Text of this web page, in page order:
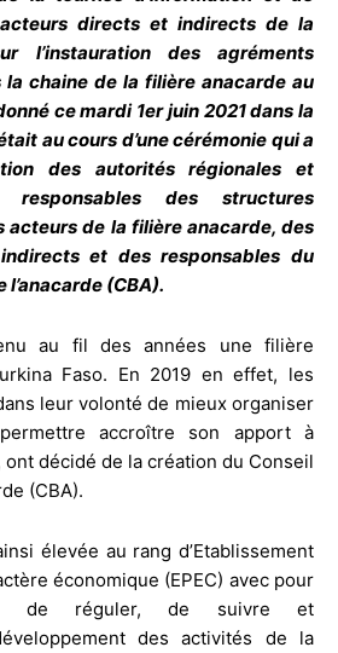
directs et indirects de la
l’instauration des agréments
la chaine de la filière anacarde au
ce mardi 1er juin 2021 dans la
au cours d’une cérémonie qui a
des autorités régionales et
responsables des structures
acteurs de la filière anacarde, des
et des responsables du
(CBA).
au fil des années une filière
Faso. En 2019 en effet, les
leur volonté de mieux organiser
accroître son apport à
ont décidé de la création du Conseil
(CBA).
élevée au rang d’Etablissement
économique (EPEC) avec pour
de réguler, de suivre et
des activités de la